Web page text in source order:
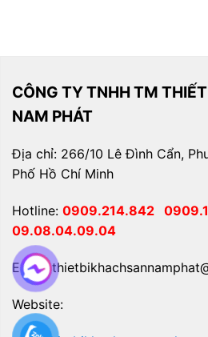
CÔNG TY TNHH TM
NAM PHÁT
Địa chỉ: 266/10 Lê Đình Cẩn,
Phố Hồ Chí Minh
Hotline: 0909.214.842
09.08.04.09.04
Email:
Website: